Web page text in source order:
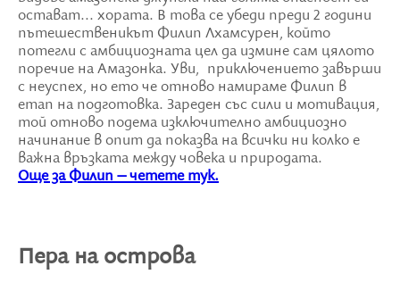
остават... хората. В това се убеди преди 2 години
пътешественикът Филип Лхамсурен, който
потегли с амбициозната цел да измине сам цялото
поречие на Амазонка. Уви, приключението завърши
с неуспех, но ето че отново намираме Филип в
етап на подготовка. Зареден със сили и мотивация,
той отново подема изключително амбициозно
начинание в опит да показва на всички ни колко е
важна връзката между човека и природата.
Още за Филип – четете тук.
Пера на острова